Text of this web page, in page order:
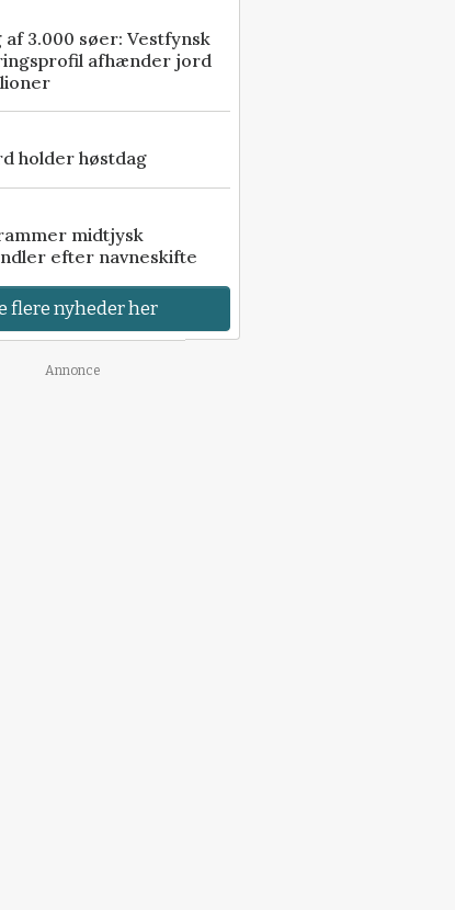
af 3.000 søer: Vestfynsk
afhænder jord
holder høstdag
midtjysk
efter navneskifte
flere nyheder her
Annonce